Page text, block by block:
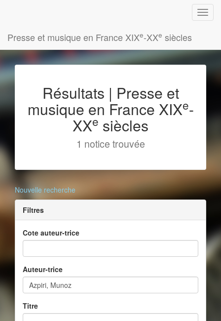
Presse et musique en France XIXe-XXe siècles
Résultats | Presse et
musique en France XIXe-
XXe siècles
1 notice trouvée
Nouvelle recherche
Filtres
Cote auteur-trice
Auteur-trice
Titre